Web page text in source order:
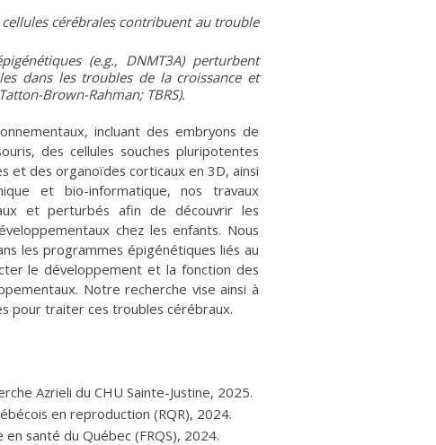
cérébrales contribuent au trouble
(e.g., DNMT3A) perturbent
dans les troubles de la croissance et
Brown-Rahman; TBRS).
incluant des embryons de
des cellules souches pluripotentes
et des organoïdes corticaux en 3D, ainsi
et bio-informatique, nos travaux
et perturbés afin de découvrir les
chez les enfants. Nous
les programmes épigénétiques liés au
le développement et la fonction des
Notre recherche vise ainsi à
pour traiter ces troubles cérébraux.
Azrieli du CHU Sainte-Justine, 2025.
en reproduction (RQR), 2024.
santé du Québec (FRQS), 2024.